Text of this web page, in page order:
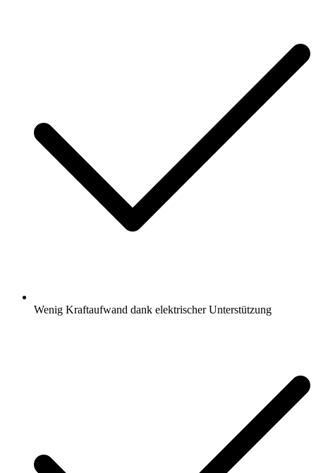
Wenig Kraftaufwand dank elektrischer Unterstützung